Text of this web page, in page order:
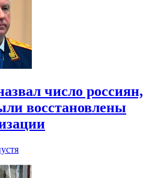
число россиян,
восстановлены